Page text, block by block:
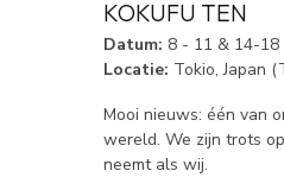
KOKUFU TEN
Datum: 8 - 11 & 14-
Locatie: Tokio, Japan
Mooi nieuws: één van
wereld. We zijn trots
neemt als wij.